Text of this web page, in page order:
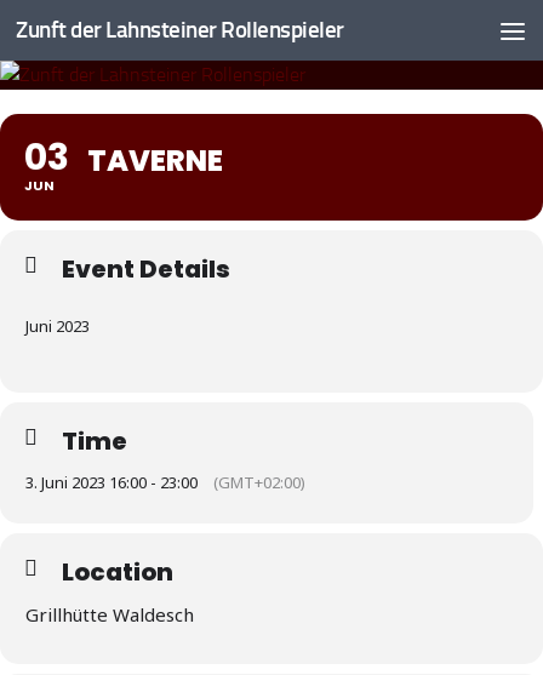
Zum Inhalt springen
Zunft der Lahnsteiner Rollenspieler
03
JUN
TAVERNE
Event Details
Juni 2023
Time
3. Juni 2023 16:00 - 23:00 (GMT+02:00)
Location
Grillhütte Waldesch